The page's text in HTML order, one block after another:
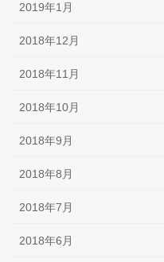
2019年1月
2018年12月
2018年11月
2018年10月
2018年9月
2018年8月
2018年7月
2018年6月